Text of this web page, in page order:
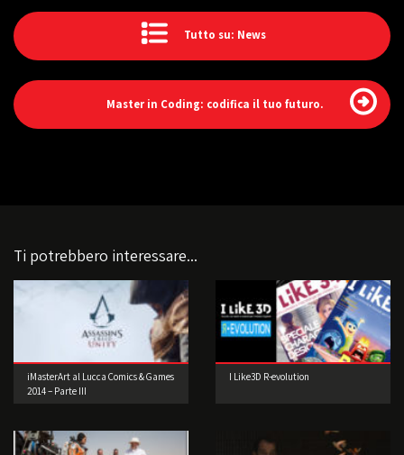
Tutto su: News
Master in Coding: codifica il tuo futuro.
Ti potrebbero interessare...
iMasterArt al Lucca Comics & Games
2014 – Parte III
I Like3D R-evolution